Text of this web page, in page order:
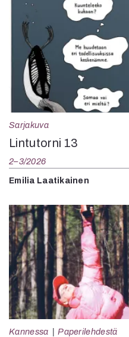
Sarjakuva
Lintutorni 13
2–3/2026
Emilia Laatikainen
Kannessa Paperilehdestä